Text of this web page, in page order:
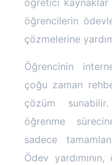
öğretici kaynaklar
öğrencilerin
çözmelerine
Öğrencinin
çoğu zaman
çözüm
öğrenme
sadece
Ödev